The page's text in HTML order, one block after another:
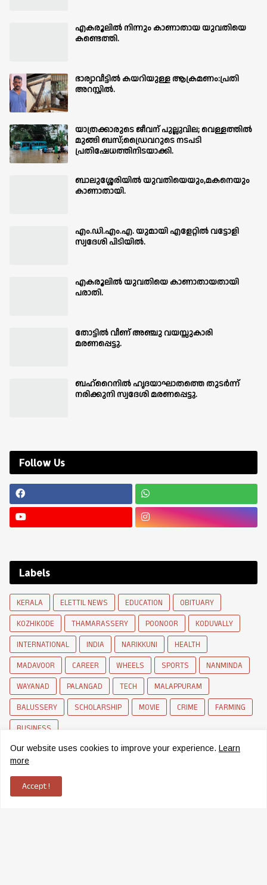
എകരൂലിൽ നിന്നും കാണാതായ യുവതിയെ
കണ്ടെത്തി.
ഭാര്യാവീട്ടിൽ കയറിയുള്ള ആക്രമണം:പ്രതി
അറസ്റ്റിൽ.
യാത്രക്കാരുടെ ജീവന് പുല്ലുവില; വെള്ളത്തിൽ
മുങ്ങി ബസ്;ഡ്രൈവറുടെ നടപടി
പ്രതിഷേധത്തിനിടയാക്കി.
ബാലുശ്ശേരിയില്‍ യുവതിയെയും,മകനെയും
കാണാതായി.
എം.ഡി.എം.എ. യുമായി എളേറ്റിൽ വട്ടോളി
സ്വദേശി പിടിയിൽ.
എകരൂലിൽ യുവതിയെ കാണാതായതായി
പരാതി.
തോട്ടിൽ വീണ് അഞ്ചു വയസ്സുകാരി
മരണപ്പെട്ടു.
ബഹ്‌റൈനിൽ ഹൃദയാഘാതത്തെ തുടർന്ന്
നരിക്കുനി സ്വദേശി മരണപ്പെട്ടു.
Follow Us
Labels
KERALA ELETTIL NEWS EDUCATION
OBITUARY
KOZHIKODE
THAMARASSERY POONOOR
KODUVALLY
INTERNATIONAL
INDIA NARIKKUNI
HEALTH
MADAVOOR
CAREER WHEELS SPORTS
NANMINDA
WAYANAD
PALANGAD TECH
MALAPPURAM
BALUSSERY
SCHOLARSHIP MOVIE CRIME
FARMING
BUSINESS
Our website uses cookies to improve your experience. Learn
more
Accept !